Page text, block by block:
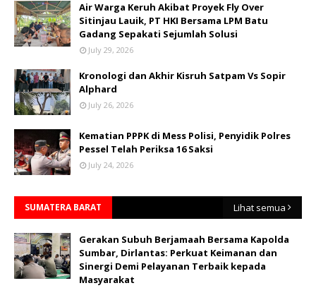
Air Warga Keruh Akibat Proyek Fly Over
Sitinjau Lauik, PT HKI Bersama LPM Batu
Gadang Sepakati Sejumlah Solusi
July 29, 2026
Kronologi dan Akhir Kisruh Satpam Vs Sopir
Alphard
July 26, 2026
Kematian PPPK di Mess Polisi, Penyidik Polres
Pessel Telah Periksa 16 Saksi
July 24, 2026
SUMATERA BARAT Lihat semua
Gerakan Subuh Berjamaah Bersama Kapolda
Sumbar, Dirlantas: Perkuat Keimanan dan
Sinergi Demi Pelayanan Terbaik kepada
Masyarakat